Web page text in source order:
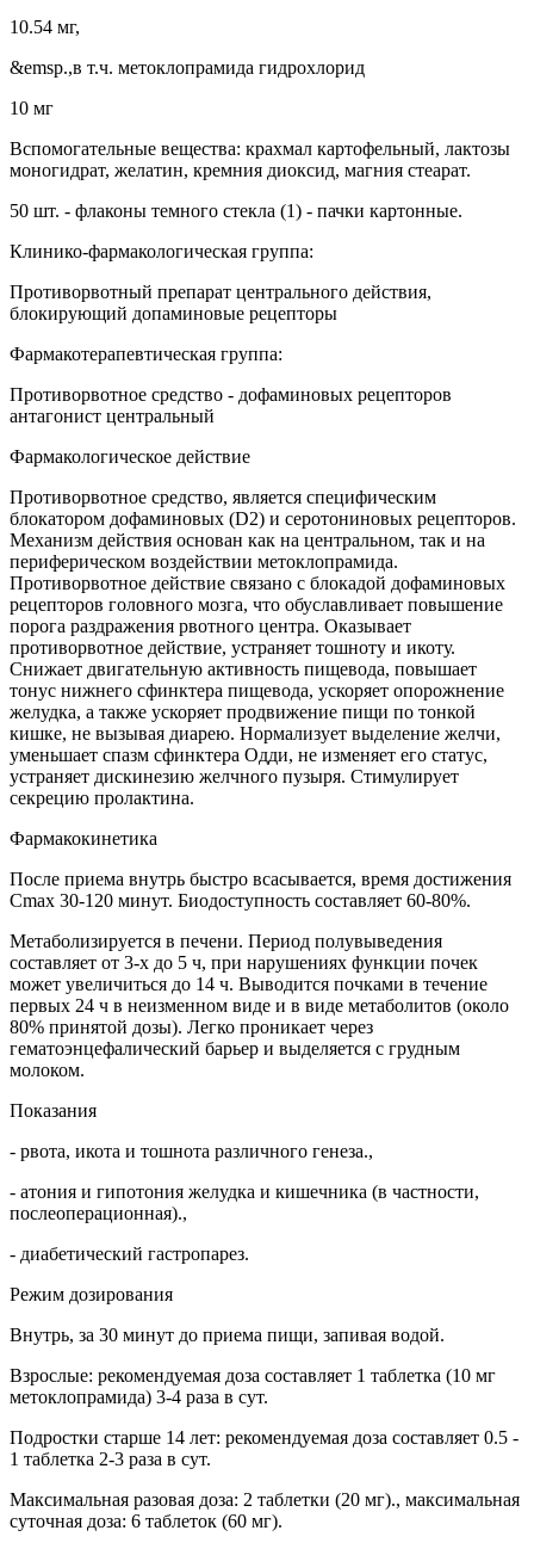
10.54 мг,
&emsp.,в т.ч. метоклопрамида гидрохлорид
10 мг
Вспомогательные вещества: крахмал картофельный, лактозы
моногидрат, желатин, кремния диоксид, магния стеарат.
50 шт. - флаконы темного стекла (1) - пачки картонные.
Клинико-фармакологическая группа:
Противорвотный препарат центрального действия,
блокирующий допаминовые рецепторы
Фармакотерапевтическая группа:
Противорвотное средство - дофаминовых рецепторов
антагонист центральный
Фармакологическое действие
Противорвотное средство, является специфическим
блокатором дофаминовых (D2) и серотониновых рецепторов.
Механизм действия основан как на центральном, так и на
периферическом воздействии метоклопрамида.
Противорвотное действие связано с блокадой дофаминовых
рецепторов головного мозга, что обуславливает повышение
порога раздражения рвотного центра. Оказывает
противорвотное действие, устраняет тошноту и икоту.
Снижает двигательную активность пищевода, повышает
тонус нижнего сфинктера пищевода, ускоряет опорожнение
желудка, а также ускоряет продвижение пищи по тонкой
кишке, не вызывая диарею. Нормализует выделение желчи,
уменьшает спазм сфинктера Одди, не изменяет его статус,
устраняет дискинезию желчного пузыря. Стимулирует
секрецию пролактина.
Фармакокинетика
После приема внутрь быстро всасывается, время достижения
Cmax 30-120 минут. Биодоступность составляет 60-80%.
Метаболизируется в печени. Период полувыведения
составляет от 3-х до 5 ч, при нарушениях функции почек
может увеличиться до 14 ч. Выводится почками в течение
первых 24 ч в неизменном виде и в виде метаболитов (около
80% принятой дозы). Легко проникает через
гематоэнцефалический барьер и выделяется с грудным
молоком.
Показания
- рвота, икота и тошнота различного генеза.,
- атония и гипотония желудка и кишечника (в частности,
послеоперационная).,
- диабетический гастропарез.
Режим дозирования
Внутрь, за 30 минут до приема пищи, запивая водой.
Взрослые: рекомендуемая доза составляет 1 таблетка (10 мг
метоклопрамида) 3-4 раза в сут.
Подростки старше 14 лет: рекомендуемая доза составляет 0.5 -
1 таблетка 2-3 раза в сут.
Максимальная разовая доза: 2 таблетки (20 мг)., максимальная
суточная доза: 6 таблеток (60 мг).